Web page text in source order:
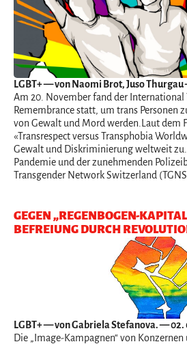
LGBT+— von Naomi Brot, Juso Thurgau
Am 20. November fand der International
Remembrance statt, um trans Personen
von Gewalt und Mord werden.Laut dem
«Transrespect versus Transphobia
Gewalt und Diskriminierung weltweit
Pandemie und der zunehmenden
Transgender Network Switzerland
GEGEN „REGENBOGEN-
BEFREIUNG DURCH
LGBT+— von Gabriela Stefanova. — 02.
Die „Image-Kampagnen“ von